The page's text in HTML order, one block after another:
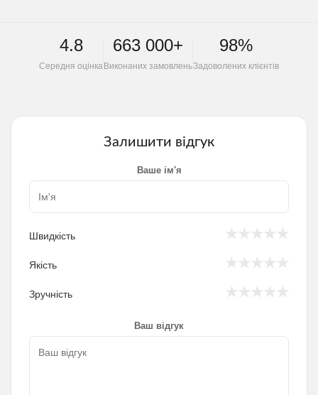
4.8
Середня оцінка
663 000+
Виконаних замовлень
98%
Задоволених клієнтів
Залишити відгук
Ваше ім'я
Швидкість
Якість
Зручність
Ваш відгук